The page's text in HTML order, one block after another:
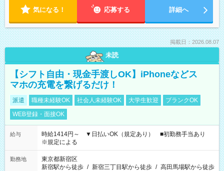
気になる！ 応募する 詳細へ
掲載日：2026.08.07
未読
【シフト自由・現金手渡しOK】iPhoneなどス
マホの充電を繋げるだけ！
派遣 職種未経験OK 社会人未経験OK 大学生歓迎
ブランクOK
WEB登録・面接OK
給与
時給1414円～ ▼日払いOK（規定あり） ■初勤務手当あり
※規定による
勤務地
東京都新宿区
新宿駅から徒歩 / 新宿三丁目駅から徒歩 / 高田馬場駅から徒歩